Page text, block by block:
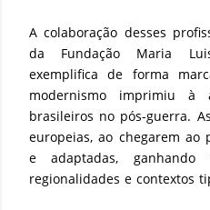
A colaboração desses
da Fundação Maria
exemplifica de forma
modernismo imprimiu à
brasileiros no pós-guerra.
europeias, ao chegarem ao
e adaptadas, ganhando
regionalidades e contextos